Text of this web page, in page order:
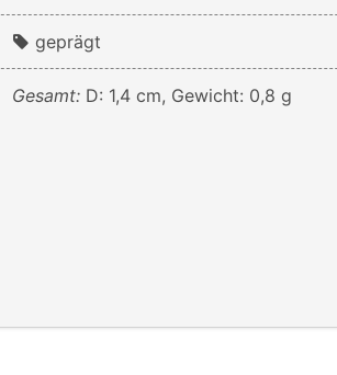
geprägt
Gesamt: D: 1,4 cm, Gewicht: 0,8 g